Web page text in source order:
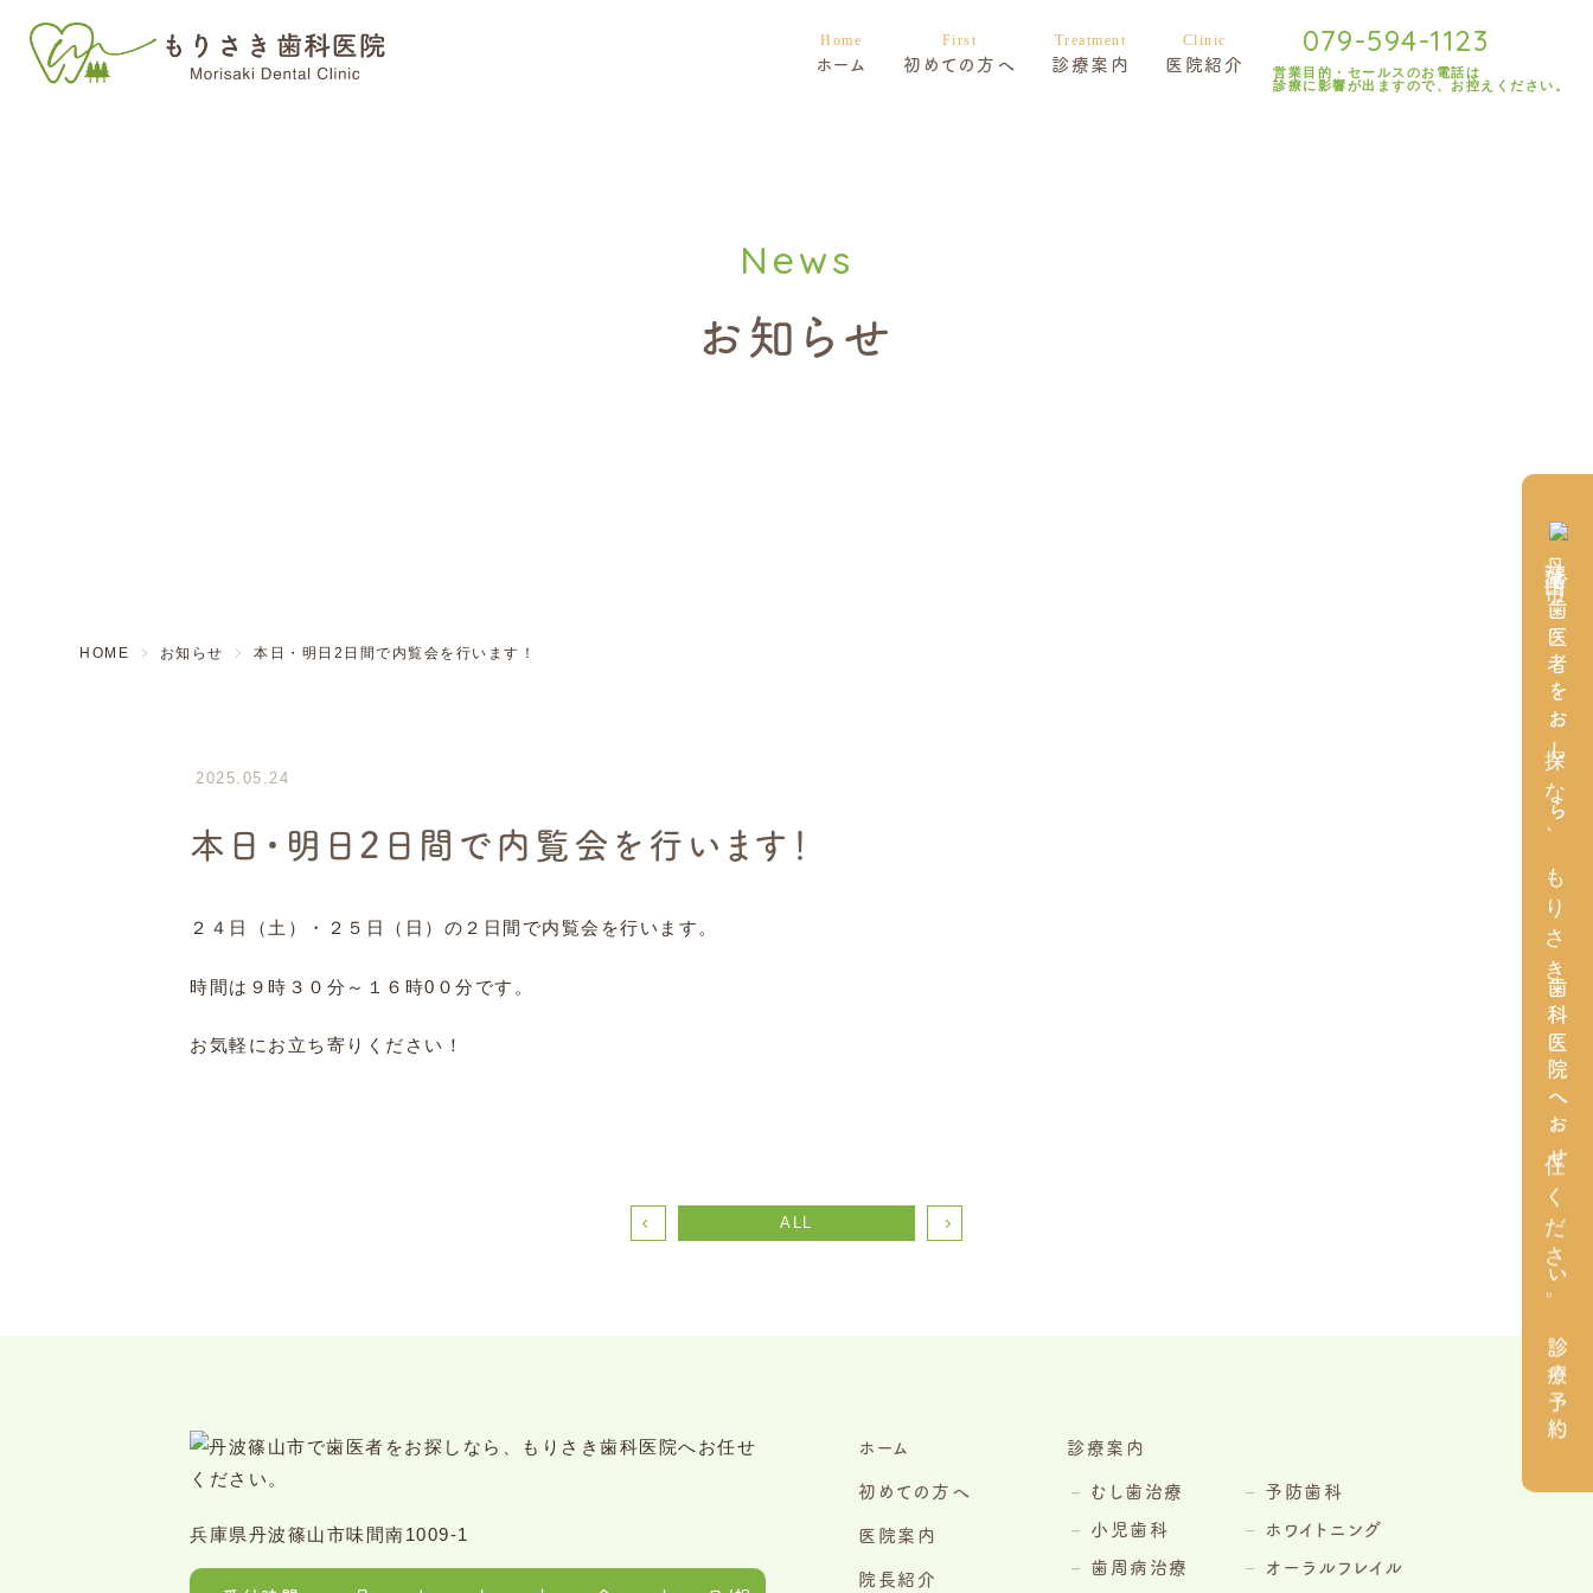
ホーム 初めての方へ 診療案内 医院紹介
079-594-1123
営業目的・セールスのお電話は
診療に影響が出ますので、お控えください。
お知らせ
HOME お知らせ 本日・明日2日間で内覧会を行います！
2025.05.24
本日・明日2日間で内覧会を行います！
２４日（土）・２５日（日）の２日間で内覧会を行います。
時間は９時３０分～１６時0０分です。
お気軽にお立ち寄りください！
ALL
兵庫県丹波篠山市味間南1009-1
ホーム
初めての方へ
医院案内
院長紹介
診療案内
むし歯治療
予防歯科
小児歯科
ホワイトニング
歯周病治療
オーラルフレイル
診療予約